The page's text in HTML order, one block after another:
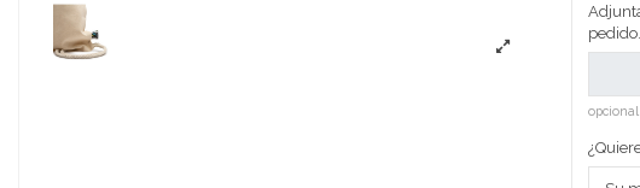
pedido.
opcional